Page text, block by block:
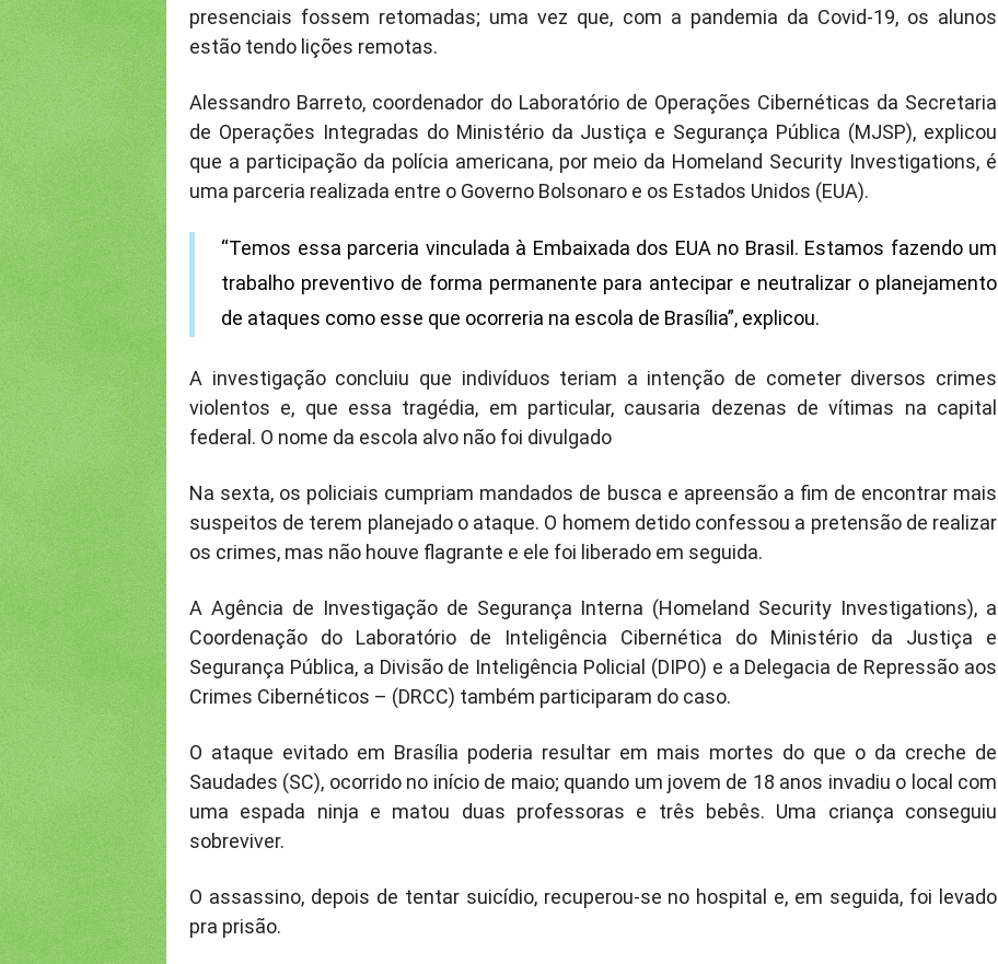
presenciais fossem retomadas; uma vez que, com a pandemia da Covid-19, os alunos
estão tendo lições remotas.
Alessandro Barreto, coordenador do Laboratório de Operações Cibernéticas da Secretaria
de Operações Integradas do Ministério da Justiça e Segurança Pública (MJSP), explicou
que a participação da polícia americana, por meio da Homeland Security Investigations, é
uma parceria realizada entre o Governo Bolsonaro e os Estados Unidos (EUA).
“Temos essa parceria vinculada à Embaixada dos EUA no Brasil. Estamos fazendo um
trabalho preventivo de forma permanente para antecipar e neutralizar o planejamento
de ataques como esse que ocorreria na escola de Brasília”, explicou.
A investigação concluiu que indivíduos teriam a intenção de cometer diversos crimes
violentos e, que essa tragédia, em particular, causaria dezenas de vítimas na capital
federal. O nome da escola alvo não foi divulgado
Na sexta, os policiais cumpriam mandados de busca e apreensão a fim de encontrar mais
suspeitos de terem planejado o ataque. O homem detido confessou a pretensão de realizar
os crimes, mas não houve flagrante e ele foi liberado em seguida.
A Agência de Investigação de Segurança Interna (Homeland Security Investigations), a
Coordenação do Laboratório de Inteligência Cibernética do Ministério da Justiça e
Segurança Pública, a Divisão de Inteligência Policial (DIPO) e a Delegacia de Repressão aos
Crimes Cibernéticos – (DRCC) também participaram do caso.
O ataque evitado em Brasília poderia resultar em mais mortes do que o da creche de
Saudades (SC), ocorrido no início de maio; quando um jovem de 18 anos invadiu o local com
uma espada ninja e matou duas professoras e três bebês. Uma criança conseguiu
sobreviver.
O assassino, depois de tentar suicídio, recuperou-se no hospital e, em seguida, foi levado
pra prisão.